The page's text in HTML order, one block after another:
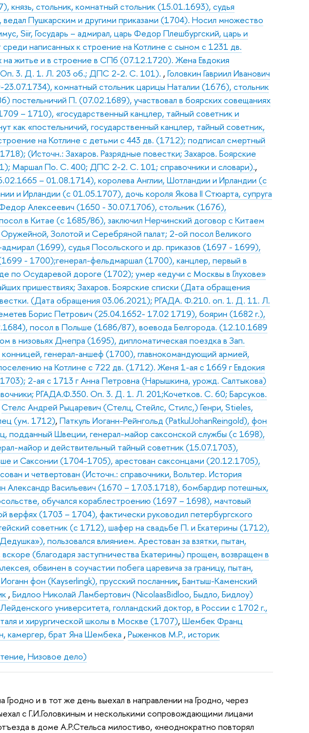
стольник, комнатный стольник (15.01.1693), судья
Пушкарским и другими приказами (1704). Носил множество
Siir, Государь – адмирал, царь Федор Плешбургский, царь и
написанных к строение на Котлине с сыном с 1231 дв.
житье и в строение в СПб (07.12.1720). Жена Евдокия
Оп. 3. Д. 1. Л. 203 об.; ДПС 2-2. С. 101). ,Головкин Гавриил Иванович
комнатный стольник царицы Наталии (1676), стольник
постельничий П. (07.02.1689), участвовал в боярских совещаниях
– 1710), «государственный канцлер, тайный советник и
как «постельничий, государственный канцлер, тайный советник,
на Котлине с детьми с 443 дв. (1712); подписал смертный
(Источн.: Захаров. Разрядные повестки; Захаров. Боярские
Маршал По. С. 400; ДПС 2-2. С. 101; справочники и словари).,
– 01.08.1714), королева Англии, Шотландии и Ирландии (с
и Ирландии (с 01.05.1707), дочь короля Якова II Стюарта, супруга
Алексеевич (1650 - 30.07.1706), стольник (1676),
в Китае (с 1685/86), заключил Нерчинский договор с Китаем
Золотой и Серебряной палат; 2-ой посол Великого
(1699), судья Посольского и др. приказов (1697 - 1699),
- 1700);генерал-фельдмаршал (1700), канцлер, первый в
по Осударевой дороге (1702); умер «едучи с Москвы в Глухове»
пришествиях; Захаров. Боярские списки (Дата обращения
(Дата обращения 03.06.2021); РГАДА. Ф.210. оп. 1. Д. 11. Л.
Борис Петрович (25.04.1652- 17.02 1719), боярин (1682 г.),
посол в Польше (1686/87), воевода Белгорода. (12.10.1689
в низовьях Днепра (1695), дипломатическая поездка в Зап.
генерал-аншеф (1700), главнокомандующий армией,
на Котлине с 722 дв. (1712). Женя 1-ая с 1669 г Евдокия
2-ая с 1713 г Анна Петровна (Нарышкина, урожд. Салтыкова)
РГАДА.Ф.350. Оп. 3. Д. 1. Л. 201;Кочетков. С. 60; Барсуков.
Стелс Андрей Рыцаревич (Стелц, Стейлс, Стилс,) Генри, Stiеles,
(ум. 1712),Паткуль Иоганн-Рейнгольд (PatkulJohanReingold), фон
подданный Швеции, генерал-майор саксонской службы (с 1698),
майор и действительный тайный советник (15.07.1703),
и Саксонии (1704-1705), арестован саксонцами (20.12.1705),
и четвертован (Источн.: справочники, Вольтер. История
Александр Васильевич (1670 – 17.03.1718), бомбардир потешных,
обучался кораблестроению (1697 – 1698), мачтовый
верфях (1703 – 1704), фактически руководил петербургского
советник (с 1712), шафер на свадьбе П. и Екатерины (1712),
пользовался влиянием. Арестован за взятки, пытан,
(благодаря заступничества Екатерины) прощен, возвращен в
обвинен в соучастии побега царевича за границу, пытан,
Иоганн фон (Kayserlingk), прусский посланник,Бантыш-Каменский
,Бидлоо Николай Ламбертович (NicolaasBidloo, Быдло, Бидлоу)
университета, голландский доктор, в России с 1702 г.,
и хирургической школы в Москве (1707),Шембек Франц
камергер, брат Яна Шембека ,Рыженков М.Р., историк
Низовое дело)
и в тот же день выехал в направлении на Гродно, через
с Г.И.Головкиным и несколькими сопровождающими лицами
в доме А.Р.Стельса милостиво, «неоднократно повторял